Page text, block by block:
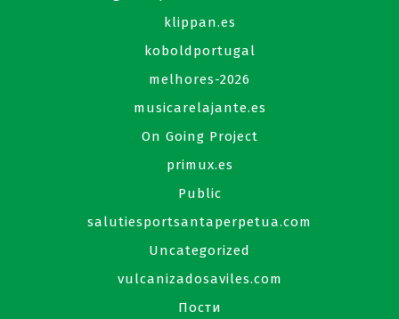
klippan.es
koboldportugal
melhores-2026
musicarelajante.es
On Going Project
primux.es
Public
salutiesportsantaperpetua.com
Uncategorized
vulcanizadosaviles.com
Пости